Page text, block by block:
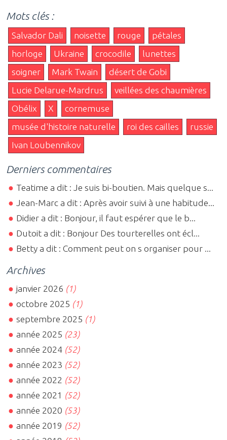
Mots clés :
Salvador Dali noisette rouge
pétales
horloge
Ukraine crocodile
lunettes
soigner
Mark Twain
désert de Gobi
Lucie Delarue-Mardrus
veillées des chaumières
Obélix
X
cornemuse
musée d'histoire naturelle
roi des cailles
russie
Ivan Loubennikov
Derniers commentaires
Teatime a dit : Je suis bi-boutien. Mais quelque s...
Jean-Marc a dit : Après avoir suivi à une habitude...
Didier a dit : Bonjour, il faut espérer que le b...
Dutoit a dit : Bonjour Des tourterelles ont écl...
Betty a dit : Comment peut on s organiser pour ...
Archives
janvier 2026 (1)
octobre 2025 (1)
septembre 2025 (1)
année 2025 (23)
année 2024 (52)
année 2023 (52)
année 2022 (52)
année 2021 (52)
année 2020 (53)
année 2019 (52)